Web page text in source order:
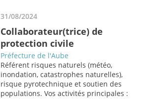
31/08/2024
Collaborateur(trice) de
protection civile
Préfecture de l'Aube
Référent risques naturels (météo,
inondation, catastrophes naturelles),
risque pyrotechnique et soutien des
populations. Vos activités principales :